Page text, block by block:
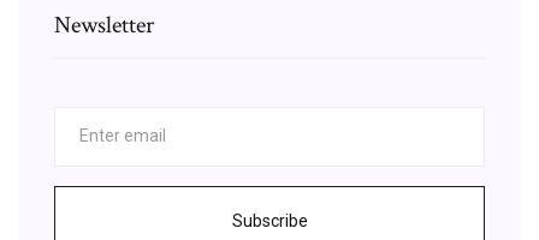
Newsletter
Subscribe